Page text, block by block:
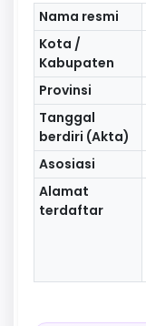
Nama resmi
Kota /
Kabupaten
Provinsi
Tanggal
berdiri (Akta)
Asosiasi
Alamat
terdaftar